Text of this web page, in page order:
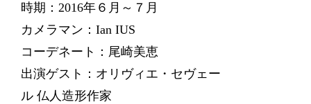
時期：2016年６月～７月
カメラマン：Ian IUS
コーデネート：尾崎美恵
出演ゲスト：オリヴィエ・セヴェー
ル 仏人造形作家